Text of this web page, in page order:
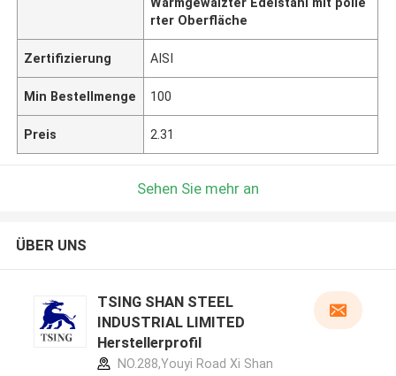
rter Oberfläche
Zertifizierung AISI
Min Bestellmenge 100
Preis 2.31
Sehen Sie mehr an
ÜBER UNS
TSING SHAN STEEL
INDUSTRIAL LIMITED
Herstellerprofil
NO.288,Youyi Road Xi Shan